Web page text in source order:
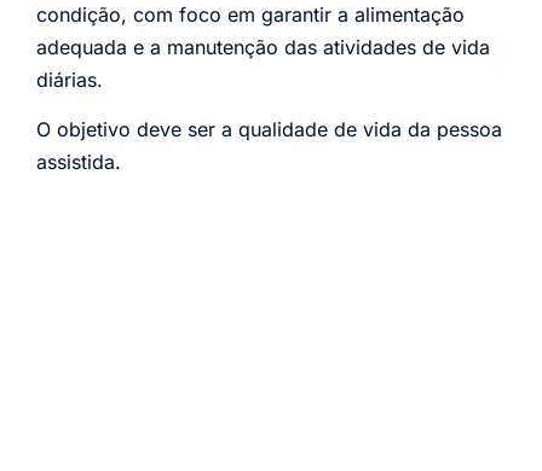
condição, com foco em garantir a alimentação
adequada e a manutenção das atividades de vida
diárias.
O objetivo deve ser a qualidade de vida da pessoa
assistida.